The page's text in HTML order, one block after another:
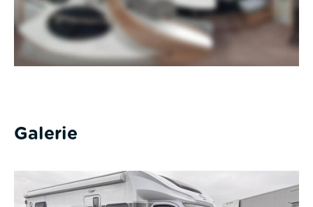
Galerie